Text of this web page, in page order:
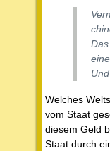
Welches
vom Staat
diesem Geld
Staat durch